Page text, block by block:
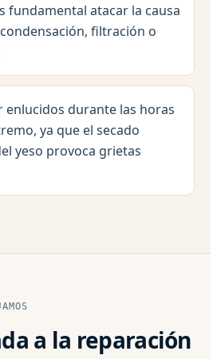
fundamental atacar la causa
filtración o
enlucidos durante las horas
ya que el secado
yeso provoca grietas
a la reparación